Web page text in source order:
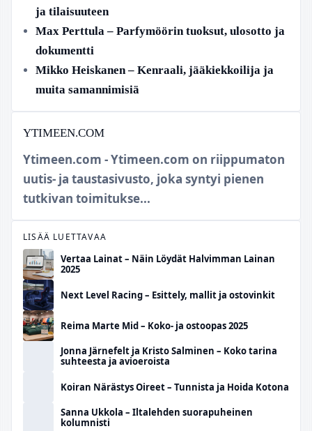
ja tilaisuuteen
Max Perttula – Parfymöörin tuoksut, ulosotto ja
dokumentti
Mikko Heiskanen – Kenraali, jääkiekkoilija ja
muita samannimisiä
YTIMEEN.COM
Ytimeen.com - Ytimeen.com on riippumaton
uutis- ja taustasivusto, joka syntyi pienen
tutkivan toimitukse...
LISÄÄ LUETTAVAA
Vertaa Lainat – Näin Löydät Halvimman Lainan
2025
Next Level Racing – Esittely, mallit ja ostovinkit
Reima Marte Mid – Koko- ja ostoopas 2025
Jonna Järnefelt ja Kristo Salminen – Koko tarina
suhteesta ja avioeroista
Koiran Närästys Oireet – Tunnista ja Hoida Kotona
Sanna Ukkola – Iltalehden suorapuheinen
kolumnisti